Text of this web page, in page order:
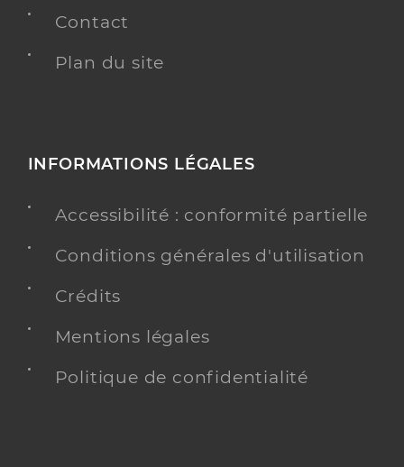
Contact
Plan du site
INFORMATIONS LÉGALES
Accessibilité : conformité partielle
Conditions générales d'utilisation
Crédits
Mentions légales
Politique de confidentialité